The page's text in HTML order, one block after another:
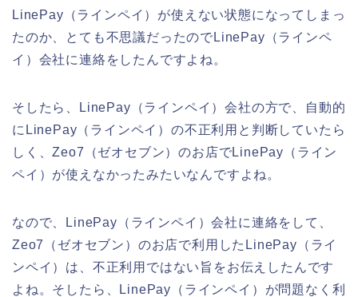
LinePay（ラインペイ）が使えない状態になってしまっ
たのか、とても不思議だったのでLinePay（ラインペ
イ）会社に連絡をしたんですよね。
そしたら、LinePay（ラインペイ）会社の方で、自動的
にLinePay（ラインペイ）の不正利用と判断していたら
しく、Zeo7（ゼオセブン）のお店でLinePay（ライン
ペイ）が使えなかったみたいなんですよね。
なので、LinePay（ラインペイ）会社に連絡をして、
Zeo7（ゼオセブン）のお店で利用したLinePay（ライ
ンペイ）は、不正利用ではない旨をお伝えしたんです
よね。そしたら、LinePay（ラインペイ）が問題なく利